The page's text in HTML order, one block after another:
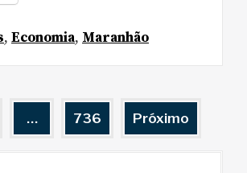
, Economia, Maranhão
… 736 Próximo